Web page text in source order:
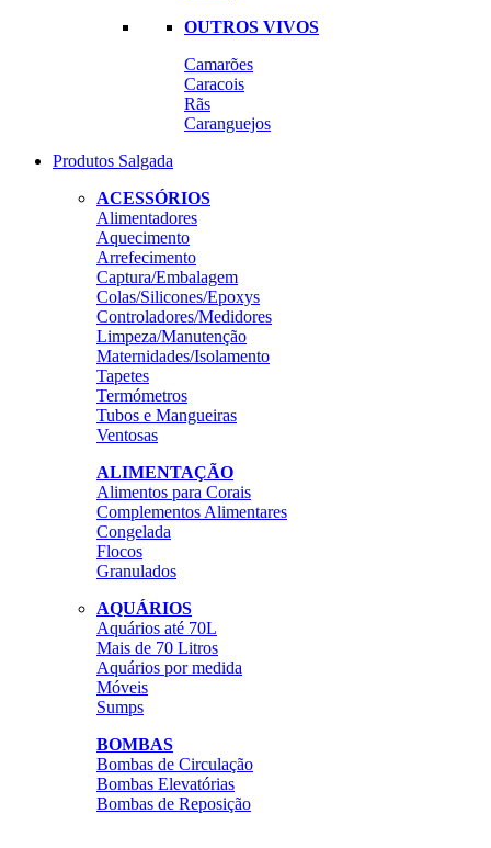
OUTROS VIVOS
Camarões
Caracois
Rãs
Caranguejos
Produtos Salgada
ACESSÓRIOS
Alimentadores
Aquecimento
Arrefecimento
Captura/Embalagem
Colas/Silicones/Epoxys
Controladores/Medidores
Limpeza/Manutenção
Maternidades/Isolamento
Tapetes
Termómetros
Tubos e Mangueiras
Ventosas
ALIMENTAÇÃO
Alimentos para Corais
Complementos Alimentares
Congelada
Flocos
Granulados
AQUÁRIOS
Aquários até 70L
Mais de 70 Litros
Aquários por medida
Móveis
Sumps
BOMBAS
Bombas de Circulação
Bombas Elevatórias
Bombas de Reposição